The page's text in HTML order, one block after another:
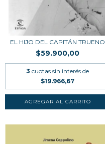
EL HIJO DEL CAPITÁN TRUENO
$59.900,00
3 cuotas sin interés de
$19.966,67